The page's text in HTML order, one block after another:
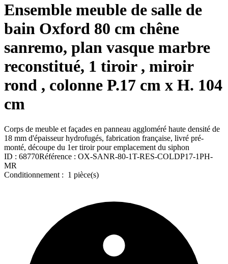
Ensemble meuble de salle de
bain Oxford 80 cm chêne
sanremo, plan vasque marbre
reconstitué, 1 tiroir , miroir
rond , colonne P.17 cm x H. 104
cm
Corps de meuble et façades en panneau aggloméré haute densité de
18 mm d'épaisseur hydrofugés, fabrication française, livré pré-
monté, découpe du 1er tiroir pour emplacement du siphon
ID : 68770Référence : OX-SANR-80-1T-RES-COLDP17-1PH-
MR
Conditionnement : 1 pièce(s)